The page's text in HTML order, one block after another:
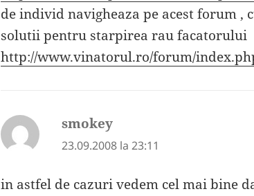
de individ navigheaza pe acest forum ,
solutii pentru starpirea rau facatorului
http://www.vinatorul.ro/forum/
smokey
23.09.2008 la 23:11
in astfel de cazuri vedem cel mai bine